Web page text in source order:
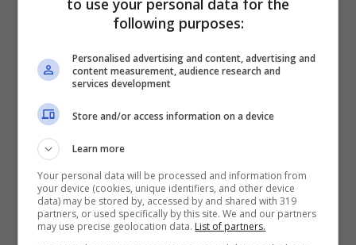
Esistono infatti almeno duetrucchi super
interessanti per leggere tantissimi libri
gratis tramite Google. E non c’è niente di
illegale! Siete pronti a scoprirli? Iniziamo:
Nellabarra delle ricerche di Google
digita il nome del libro che vorresti
leggere. Accanto al titolo dovremmo
scrivere “doctype:pdf” e premiamo
to use your personal data for the
following purposes:
Personalised advertising and content, advertising and
content measurement, audience research and
services development
Store and/or access information on a device
Learn more
Your personal data will be processed and information from
your device (cookies, unique identifiers, and other device
data) may be stored by, accessed by and shared with 319
partners, or used specifically by this site. We and our partners
may use precise geolocation data. List of partners.